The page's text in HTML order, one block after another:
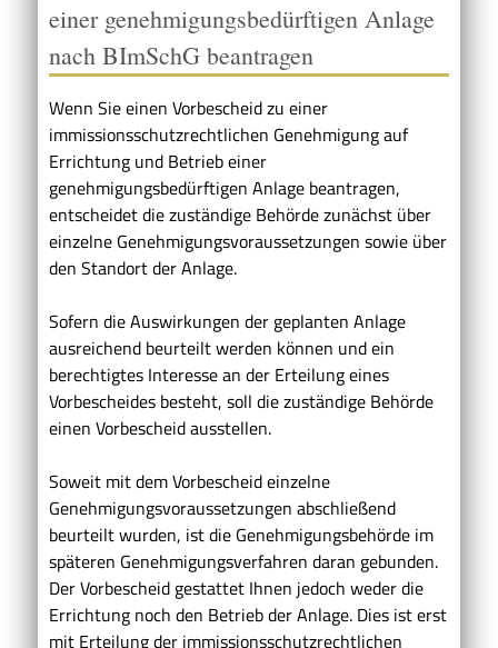
einer genehmigungsbedürftigen Anlage
nach BImSchG beantragen
Wenn Sie einen Vorbescheid zu einer
immissionsschutzrechtlichen Genehmigung auf
Errichtung und Betrieb einer
genehmigungsbedürftigen Anlage beantragen,
entscheidet die zuständige Behörde zunächst über
einzelne Genehmigungsvoraussetzungen sowie über
den Standort der Anlage.
Sofern die Auswirkungen der geplanten Anlage
ausreichend beurteilt werden können und ein
berechtigtes Interesse an der Erteilung eines
Vorbescheides besteht, soll die zuständige Behörde
einen Vorbescheid ausstellen.
Soweit mit dem Vorbescheid einzelne
Genehmigungsvoraussetzungen abschließend
beurteilt wurden, ist die Genehmigungsbehörde im
späteren Genehmigungsverfahren daran gebunden.
Der Vorbescheid gestattet Ihnen jedoch weder die
Errichtung noch den Betrieb der Anlage. Dies ist erst
mit Erteilung der immissionsschutzrechtlichen